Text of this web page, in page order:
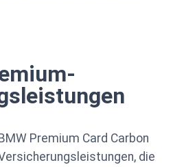
Premium Card Carbon
die